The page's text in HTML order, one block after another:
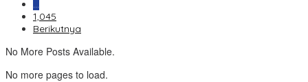
…
1,045
Berikutnya
No More Posts Available.
No more pages to load.